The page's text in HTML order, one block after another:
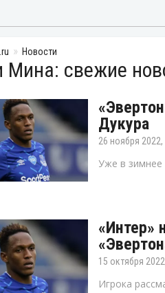
Новости
Мина: свежие
Дукура
26 ноября 2022,
Уже в зимнее
«Интер»
15 октября
Игрока